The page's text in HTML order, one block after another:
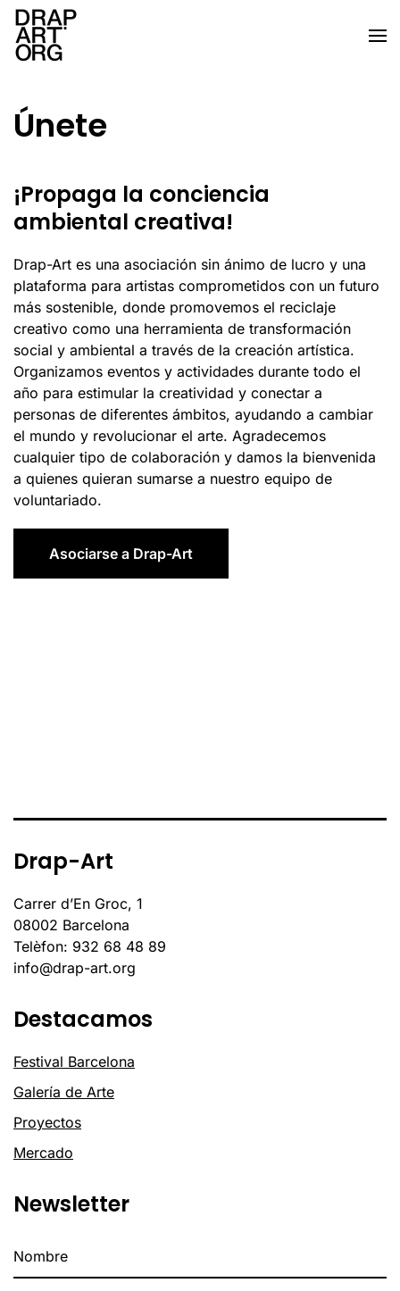
Ir al contenido principal
Únete
¡Propaga la conciencia
ambiental creativa!
Drap-Art es una asociación sin ánimo de lucro y una
plataforma para artistas comprometidos con un futuro
más sostenible, donde promovemos el reciclaje
creativo como una herramienta de transformación
social y ambiental a través de la creación artística.
Organizamos eventos y actividades durante todo el
año para estimular la creatividad y conectar a
personas de diferentes ámbitos, ayudando a cambiar
el mundo y revolucionar el arte. Agradecemos
cualquier tipo de colaboración y damos la bienvenida
a quienes quieran sumarse a nuestro equipo de
voluntariado.
Asociarse a Drap-Art
Drap-Art
Carrer d’En Groc, 1
08002 Barcelona
Telèfon: 932 68 48 89
info@drap-art.org
Destacamos
Festival Barcelona
Galería de Arte
Proyectos
Mercado
Newsletter